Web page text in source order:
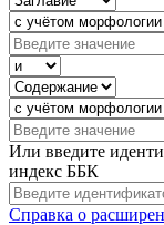
Или введите
индекс ББК
Справка о